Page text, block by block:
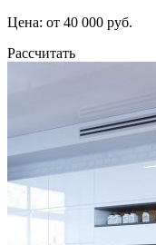
Цена: от 40 000 руб.
Рассчитать